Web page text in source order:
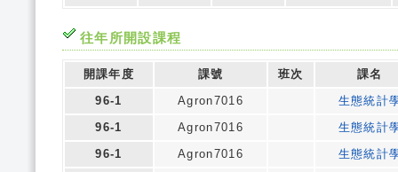
往年所開設課程
開課年度 課號 班次
課名
96-1
Agron7016
生態統計
96-1
Agron7016
生態統計
96-1
Agron7016
生態統計